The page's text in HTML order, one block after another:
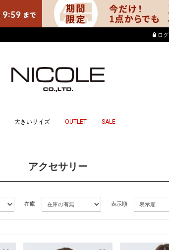
店舗でもポイントが貯
ロ
大きいサイズ OUTLET SALE
アクセサリー
在庫 表示順